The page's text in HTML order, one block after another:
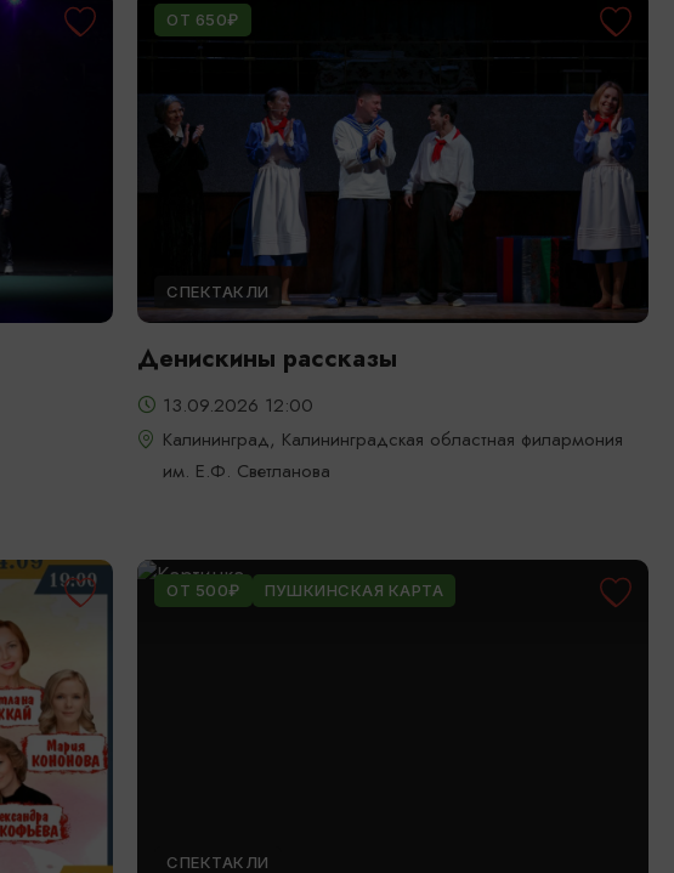
ОТ 650₽
СПЕКТАКЛИ
Денискины рассказы
13.09.2026 12:00
Калининград, Калининградская областная филармония
им. Е.Ф. Светланова
ОТ 500₽ ПУШКИНСКАЯ КАРТА
СПЕКТАКЛИ